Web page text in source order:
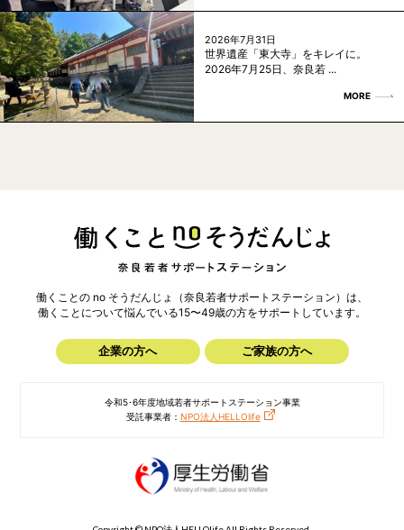
2026年7月31日
世界遺産「東大寺」をキレイに。
2026年7月25日、奈良若 ...
MORE
働くことの no そうだんじょ（奈良若者サポートステーション）は、
働くことについて悩んでいる15〜49歳の方をサポートしています。
企業の方へ ご家族の方へ
令和5･6年度地域若者サポートステーション事業
受託事業者： NPO法人HELLOlife